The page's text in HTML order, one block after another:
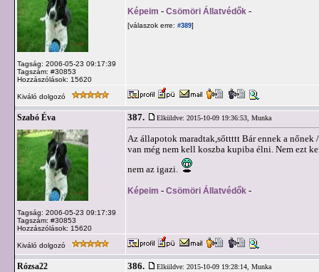
Tagság: 2006-05-23 09:17:39
Tagszám: #30853
Hozzászólások: 15620
Képeim - Csömöri Állatvédők -
[válaszok erre: #389]
Kiváló dolgozó
Szabó Éva
Tagság: 2006-05-23 09:17:39
Tagszám: #30853
Hozzászólások: 15620
387. Elküldve: 2015-10-09 19:36:53, Munka
Az állapotok maradtak,sőttttt Bár ennek a nőnek
van még nem kell koszba kupiba élni. Nem ezt
nem az igazi.
Képeim - Csömöri Állatvédők -
Kiváló dolgozó
Rózsa22 386. Elküldve: 2015-10-09 19:28:14, Munka